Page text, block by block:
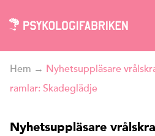
Hem → Nyhetsuppläsare
ramlar: Skadeglädje
Nyhetsuppläsare